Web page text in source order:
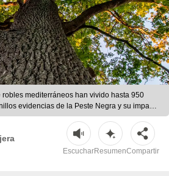
mediterráneos han vivido hasta 950
evidencias de la Peste Negra y su impacto
Andoni
EscucharResumenCompartir